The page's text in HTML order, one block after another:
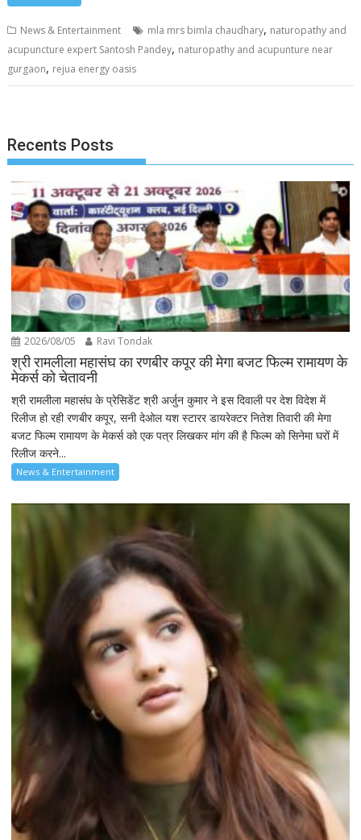
News & Entertainment mla mrs bimla chaudhary, naturopathy and
acupuncture expert Santosh Pandey, naturopathy and acupunture near
gurgaon, rejua energy oasis
Recents Posts
2026/08/05 Ravi Tondak
श्री रामलीला महासंघ का रणबीर कपूर की मेगा बजट फिल्म रामायण के
मेकर्स को चेतावनी
श्री रामलीला महासंघ के प्रेसिडेंट श्री अर्जुन कुमार ने इस दिवाली पर देश विदेश में
रिलीज हो रही रणबीर कपूर, सनी देओल यश स्टारर डायरेक्टर नितेश तिवारी की मेगा
बजट फिल्म रामायण के मेकर्स को एक पत्र लिखकर मांग की है फिल्म को सिनेमा घरों में
रिलीज करने...
News & Entertainment